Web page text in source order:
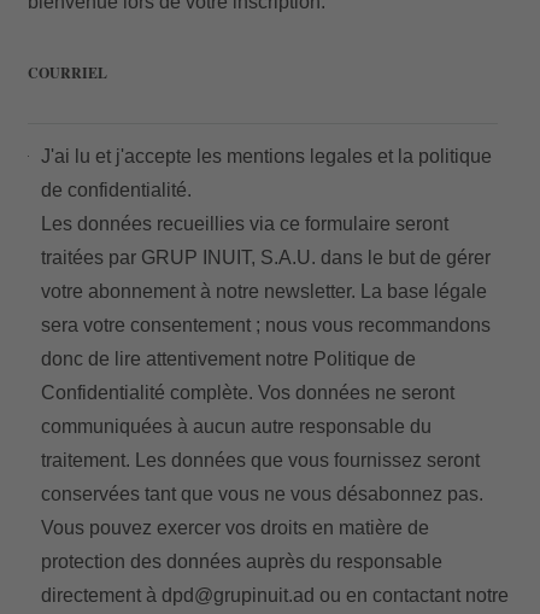
COURRIEL
J'ai lu et j'accepte les mentions legales et la politique
de confidentialité.
Les données recueillies via ce formulaire seront
traitées par GRUP INUIT, S.A.U. dans le but de gérer
votre abonnement à notre newsletter. La base légale
sera votre consentement ; nous vous recommandons
donc de lire attentivement notre Politique de
Confidentialité complète. Vos données ne seront
communiquées à aucun autre responsable du
traitement. Les données que vous fournissez seront
conservées tant que vous ne vous désabonnez pas.
Vous pouvez exercer vos droits en matière de
protection des données auprès du responsable
directement àdpd@grupinuit.ad ou en contactant notre